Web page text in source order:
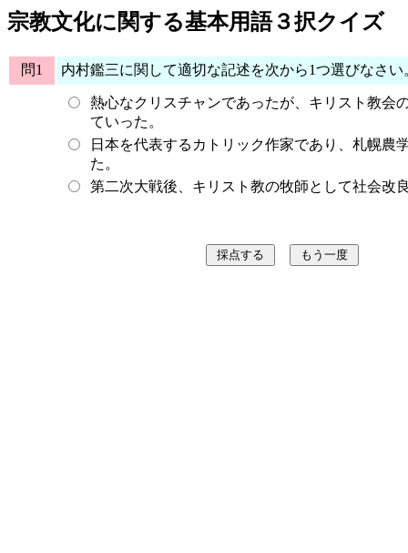
宗教文化に関する基本用語３択クイズ
問1 内村鑑三に関して適切な記述を次から1つ選びなさい
熱心なクリスチャンであったが、キリスト教会
ていった。
日本を代表するカトリック作家であり、札幌農
た。
第二次大戦後、キリスト教の牧師として社会改